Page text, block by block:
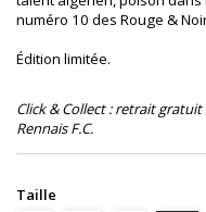
numéro 10 des Rouge &
Édition limitée.
Click & Collect : retrait
Rennais F.C.
Taille